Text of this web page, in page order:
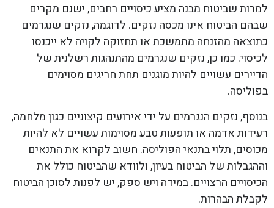
למרות שביטוח מבנה מציע כיסויים רחבים, ישנם מקרים
שבהם הביטוח אינו מכסה נזקים. לדוגמה, נזקים שנגרמים
כתוצאה מהזנחה מתמשכת או תחזוקה לקויה לא ייכנסו
לכיסוי. כמו כן, נזקים שנגרמים מהתנהגות רשלנית של
הדיירים עשויים להיות מוגנים תחת חריגים מסוימים
בפוליסה.
בנוסף, נזקים הנגרמים על ידי אירועים קיצוניים כגון מלחמה,
רעידות אדמה או תופעות טבע מסוימות עשויים לא להיות
מכוסים, תלוי בתנאי הפוליסה. חשוב לקרוא את התנאים
וההגבלות של הביטוח בעיון, ולוודא שהביטוח כולל את
הכיסויים הרצויים. במידה ויש ספק, יש לפנות לסוכן הביטוח
לקבלת הבהרות.